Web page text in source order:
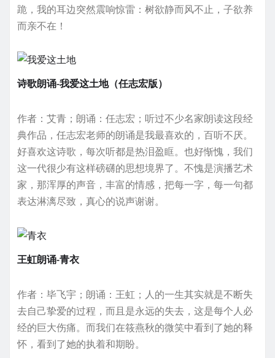
跪，我的耳边突然震响惊雷：树欲静而风不止，子欲养
而亲不在！
诗歌朗诵-我爱这土地（任志宏版）
作者：艾青；朗诵：任志宏；听过不少名家朗读这段经
典作品，任志宏老师的朗诵是我最喜欢的，百听不厌。
好喜欢这诗歌，每次听都是热泪盈眶。也好惭愧，我们
这一代很少有这样磅礴的思想境界了。不愧是演播艺术
家，那浑厚的声音，丰富的情感，把每一字，每一句都
表达淋漓尽致，真心的说声谢谢。
王虹朗诵-青衣
作者：毕飞宇；朗诵：王虹；人的一生其实就是不断失
去自己挚爱的过程，而且是永远的失去，这是每个人必
经的巨大伤痛。而我们在筱燕秋的微笑中看到了她的释
怀，看到了她的执着和期盼。